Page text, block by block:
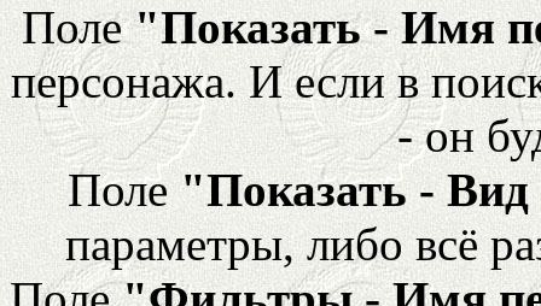
Поле"Показать - Имя
персонажа. И если в
- он
Поле "Показать -
параметры, либо всё